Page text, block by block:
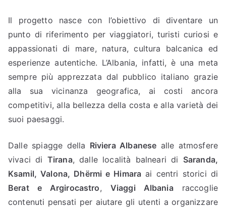
Il progetto nasce con l’obiettivo di diventare un
punto di riferimento per viaggiatori, turisti curiosi e
appassionati di mare, natura, cultura balcanica ed
esperienze autentiche. L’Albania, infatti, è una meta
sempre più apprezzata dal pubblico italiano grazie
alla sua vicinanza geografica, ai costi ancora
competitivi, alla bellezza della costa e alla varietà dei
suoi paesaggi.
Dalle spiagge della Riviera Albanese alle atmosfere
vivaci di Tirana, dalle località balneari di Saranda,
Ksamil, Valona, Dhërmi e Himara ai centri storici di
Berat e Argirocastro, Viaggi Albaniaraccoglie
contenuti pensati per aiutare gli utenti a organizzare